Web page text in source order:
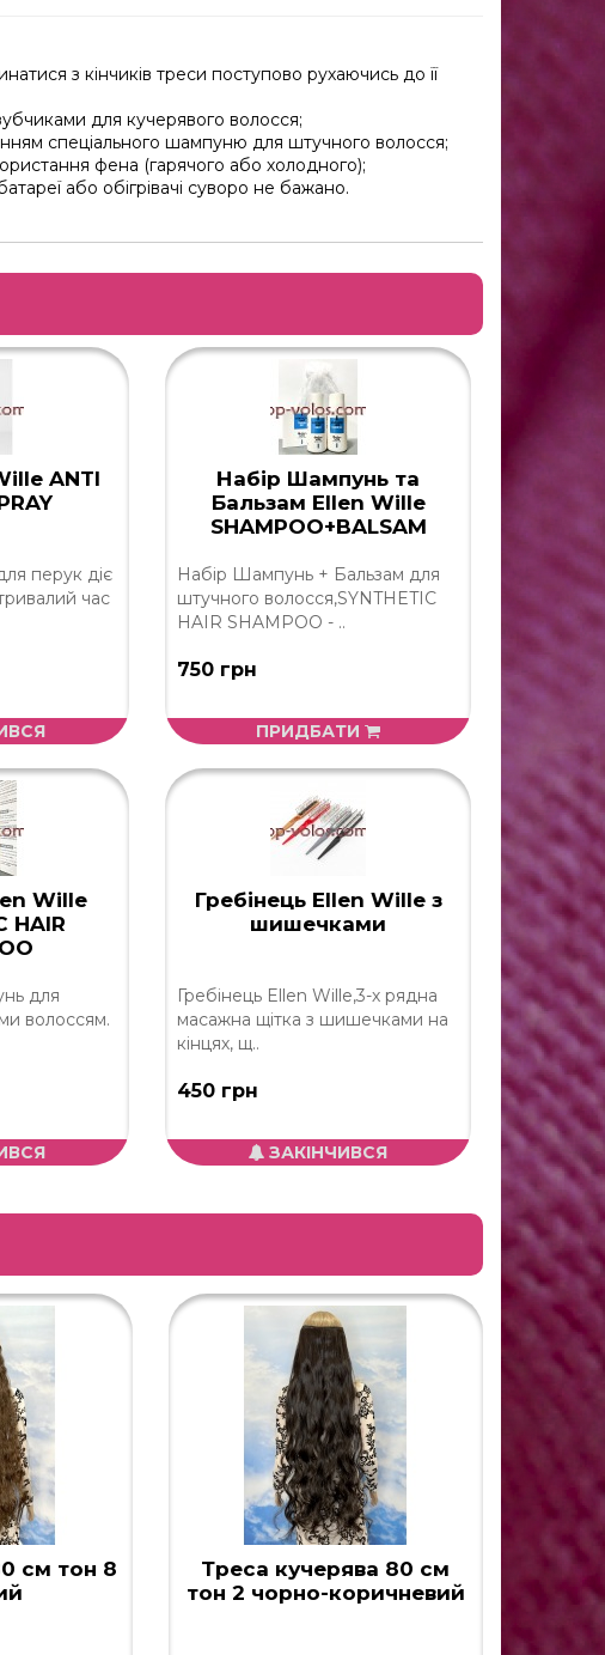
з кінчиків треси поступово рухаючись до її
для кучерявого волосся;
спеціального шампуню для штучного волосся;
фена (гарячого або холодного);
або обігрівачі суворо не бажано.
ANTI
перук діє
час
Набір Шампунь та
Бальзам Ellen Wille
SHAMPOO+BALSAM
Набір Шампунь + Бальзам для
штучного волосся,SYNTHETIC
HAIR SHAMPOO - ..
750 грн
ПРИДБАТИ
Wille
HAIR
для
волоссям.
Гребінець Ellen Wille з
шишечками
Гребінець Ellen Wille,3-х рядна
масажна щітка з шишечками на
кінцях, щ..
450 грн
ЗАКІНЧИВСЯ
см тон 8
Треса кучерява 80 см
тон 2 чорно-коричневий